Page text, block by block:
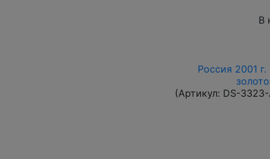
В
Россия 2001
(Артикул: DS-